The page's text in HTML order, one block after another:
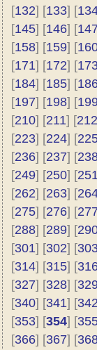
[132] [133] [
[145] [146] [
[158] [159] [
[171] [172] [
[184] [185] [
[197] [198] [
[210] [211] [212
[223] [224] [
[236] [237] [
[249] [250] [
[262] [263] [
[275] [276] [
[288] [289] [
[301] [302] [
[314] [315] [
[327] [328] [
[340] [341] [
[353] [354] [
[366] [367] [